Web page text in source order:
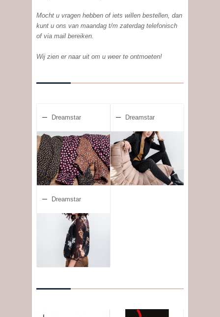
Mocht u vragen hebben of iets willen bestellen, dan
kunt u ons van maandag t/m zaterdag telefonisch
of via mail bereiken.
Wij zien er naar uit om u weer te ontmoeten!
Dreamstar Dreamstar
Dreamstar